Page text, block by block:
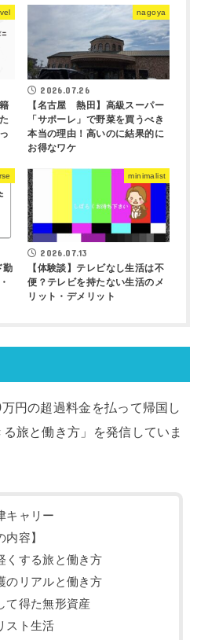
nagoya
2026.07.26
【名古屋 熱田】高級スーパー
「サポーレ」で野菜を買うべき
本当の理由！高いのに結果的に
お得なワケ
勤
minimalist
2026.07.13
【体験談】テレビなし生活は不
便？テレビを持たない生活のメ
リット・デメリット
円の超過料金を払って帰国し
旅と働き方」を発信していま
キャリー
内容】
くする旅と働き方
のリアルと働き方
て得た無形資産
スト生活